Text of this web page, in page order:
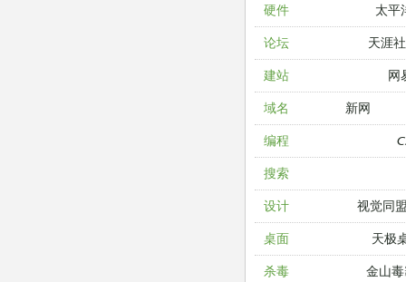
硬件 太平
论坛 天涯
建站 网
域名 新网
编程
搜索
设计 视觉同
桌面 天极
杀毒 金山